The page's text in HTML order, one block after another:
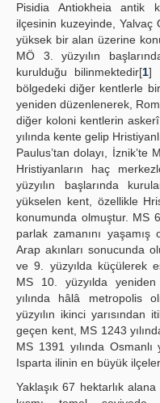
Pisidia Antiokheia antik
ilçesinin kuzeyinde, Yalvaç
yüksek bir alan üzerine
MÖ 3. yüzyılın
kurulduğu bilinmektedir[1]
bölgedeki diğer kentlerle
yeniden düzenlenerek,
diğer koloni kentlerin
yılında kente gelip
Paulus’tan dolayı, İznik’te
Hristiyanların haç
yüzyılın başlarında
yükselen kent, özellikle
konumunda olmuştur. MS
parlak zamanını
Arap akınları sonucunda
ve 9. yüzyılda küçülerek
MS 10. yüzyılda
yılında hâlâ metropolis
yüzyılın ikinci yarısından
geçen kent, MS 1243
MS 1391 yılında
Isparta ilinin en büyük
Yaklaşık 67 hektarlık